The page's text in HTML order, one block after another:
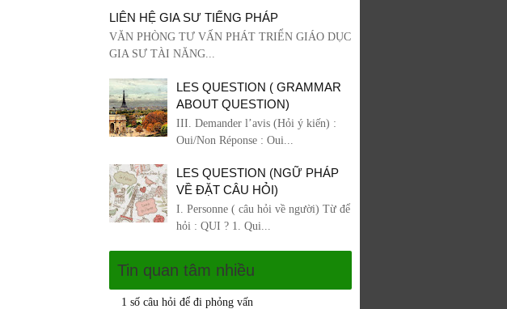
LIÊN HỆ GIA SƯ TIẾNG PHÁP
VĂN PHÒNG TƯ VẤN PHÁT TRIỂN GIÁO DỤC
GIA SƯ TÀI NĂNG...
LES QUESTION ( GRAMMAR
ABOUT QUESTION)
III. Demander l’avis (Hỏi ý kiến) :
Oui/Non Réponse : Oui...
LES QUESTION (NGỮ PHÁP
VỀ ĐẶT CÂU HỎI)
I. Personne ( câu hỏi về người) Từ để
hỏi : QUI ? 1. Qui...
Tin quan tâm nhiều
1 số câu hỏi để đi phỏng vấn